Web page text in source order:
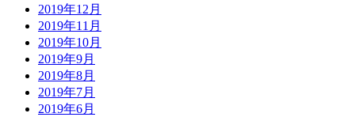
2019年12月
2019年11月
2019年10月
2019年9月
2019年8月
2019年7月
2019年6月